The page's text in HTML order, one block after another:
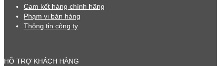
Cam kết hàng chính hãng
Phạm vi bán hàng
Thông tin công ty
HỖ TRỢ KHÁCH HÀNG